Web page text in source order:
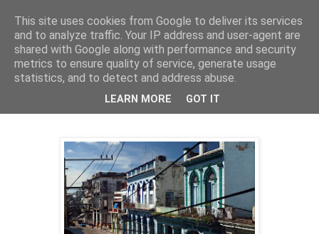
Kieszenie Pełne Piasku
16.10.2018
Nad Hawaną widać gwiazdy
This site uses cookies from Google to deliver its services
and to analyze traffic. Your IP address and user-agent are
shared with Google along with performance and security
metrics to ensure quality of service, generate usage
statistics, and to detect and address abuse.
LEARN MORE GOT IT